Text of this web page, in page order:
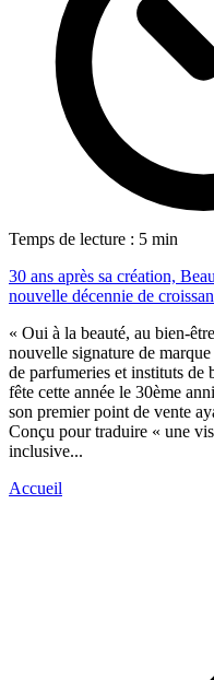
Temps de lecture : 5 min
30 ans après sa création,
nouvelle décennie de
« Oui à la beauté, au bien-
nouvelle signature de
de parfumeries et instituts de
fête cette année le 30ème
son premier point de vente
Conçu pour traduire « une
inclusive...
Accueil